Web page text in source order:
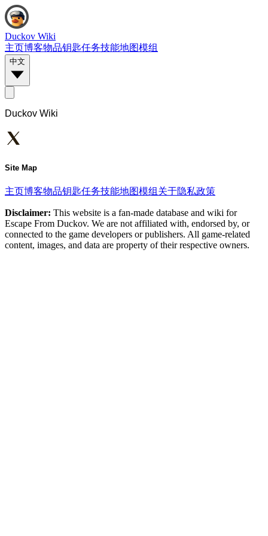
Duckov Wiki
主页博客物品钥匙任务技能地图模组
中文
Duckov Wiki
Site Map
主页博客物品钥匙任务技能地图模组 关于隐私政策
Disclaimer: This website is a fan-made database and wiki for
Escape From Duckov. We are not affiliated with, endorsed by, or
connected to the game developers or publishers. All game-related
content, images, and data are property of their respective owners.